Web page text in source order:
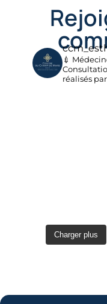
💉
réalisés
Charger plus